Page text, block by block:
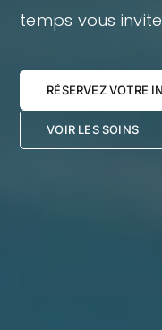
temps vous
RÉSERVEZ VOTRE
VOIR LES SOINS